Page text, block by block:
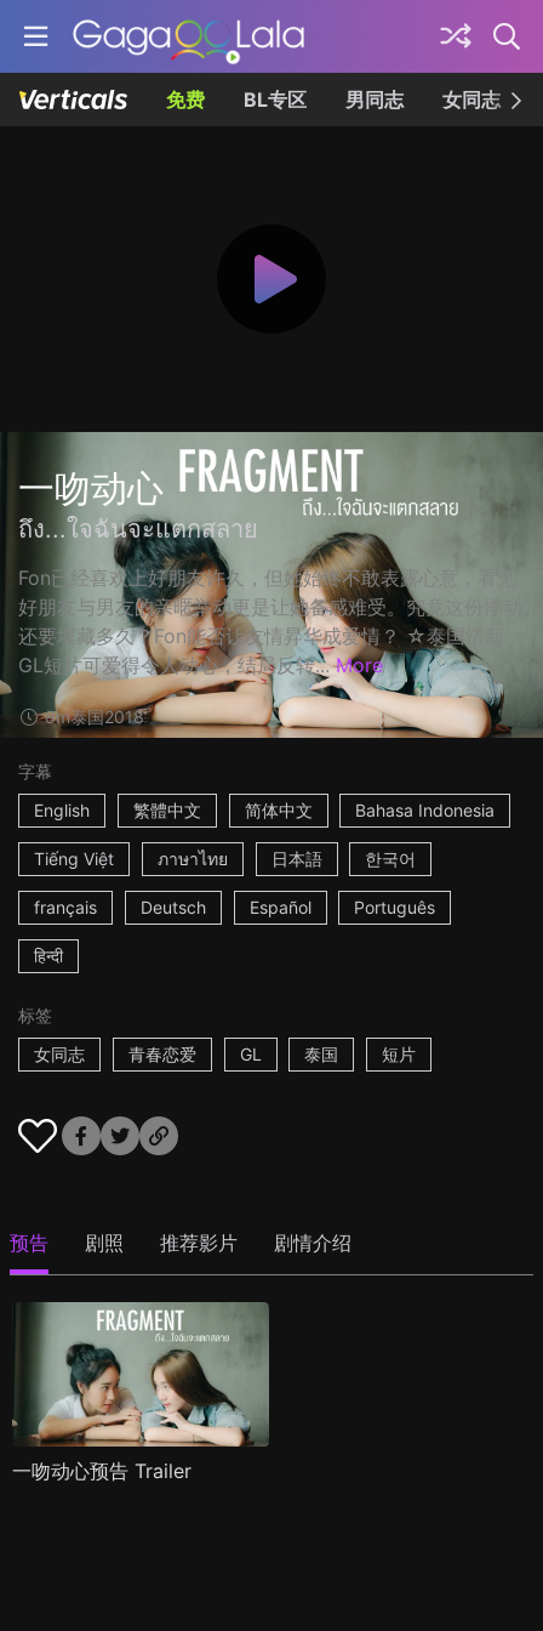
免费 BL专区 男同志 女同志
一吻动心
ถึง...ใจฉันจะแตกสลาย
Fon已经喜欢上好朋友许久，但她始终不敢表露心意，看见
好朋友与男友的亲暱举动更是让她备感难受。究竟这份悸动
还要埋藏多久？Fon能否让友情昇华成爱情？ ☆泰国清新
GL短片可爱得令人动心，结局反转... More
8m泰国2018
字幕
English
繁體中文 简体中文 Bahasa Indonesia
Tiếng Việt ภาษาไทย 日本語 한국어
français Deutsch Español Português
हिन्दी
标签
女同志
青春恋爱 GL 泰国 短片
预告 剧照 推荐影片 剧情介绍
一吻动心预告 Trailer